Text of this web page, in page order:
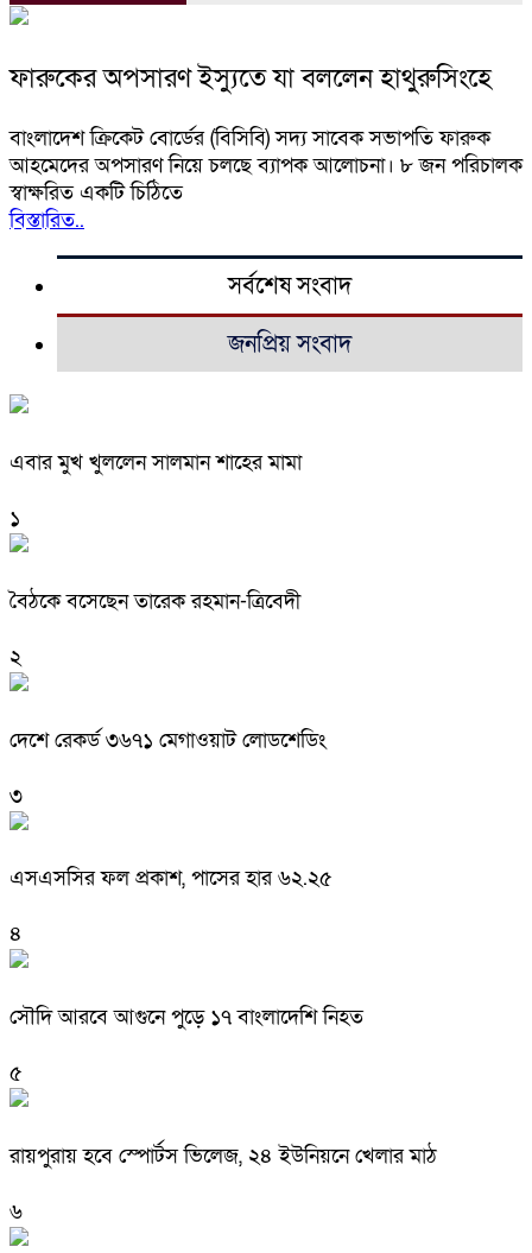
ফারুকের অপসারণ ইস্যুতে যা বললেন হাথুরুসিংহে
বাংলাদেশ ক্রিকেট বোর্ডের (বিসিবি) সদ্য সাবেক সভাপতি ফারুক
আহমেদের অপসারণ নিয়ে চলছে ব্যাপক আলোচনা। ৮ জন পরিচালক
স্বাক্ষরিত একটি চিঠিতে
বিস্তারিত..
সর্বশেষ সংবাদ
জনপ্রিয় সংবাদ
এবার মুখ খুললেন সালমান শাহের মামা
১
বৈঠকে বসেছেন তারেক রহমান-ত্রিবেদী
২
দেশে রেকর্ড ৩৬৭১ মেগাওয়াট লোডশেডিং
৩
এসএসসির ফল প্রকাশ, পাসের হার ৬২.২৫
৪
সৌদি আরবে আগুনে পুড়ে ১৭ বাংলাদেশি নিহত
৫
রায়পুরায় হবে স্পোর্টস ভিলেজ, ২৪ ইউনিয়নে খেলার মাঠ
৬